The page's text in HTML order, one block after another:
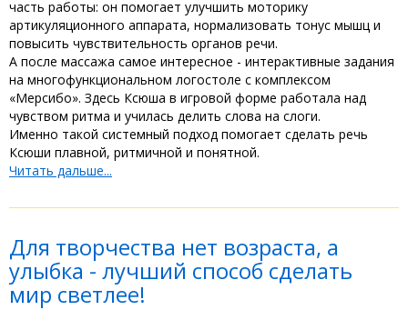
часть работы: он помогает улучшить моторику
артикуляционного аппарата, нормализовать тонус мышц и
повысить чувствительность органов речи. ‎
‎А после массажа самое интересное - интерактивные задания
на многофункциональном логостоле с комплексом
«Мерсибо». Здесь Ксюша в игровой форме работала над
чувством ритма и училась делить слова на слоги. ‎
‎Именно такой системный подход помогает сделать речь
Ксюши плавной, ритмичной и понятной.
Читать дальше...
Для творчества нет возраста, а
улыбка - лучший способ сделать
мир светлее! ‎